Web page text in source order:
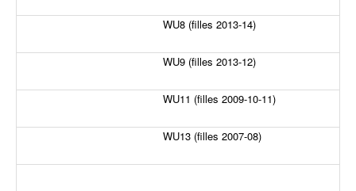
WU8 (filles 2013-14)
WU9 (filles 2013-12)
WU11 (filles 2009-10-11)
WU13 (filles 2007-08)